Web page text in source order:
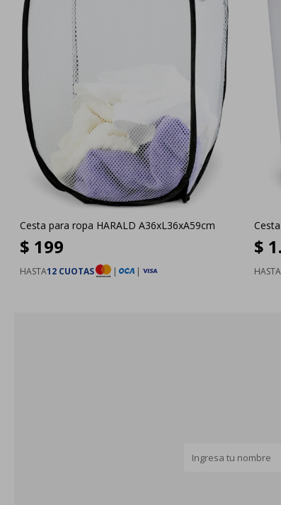
Cesta para ropa HARALD A36xL36xA59cm
$ 199
HASTA12 CUOTAS | |
$
HASTA